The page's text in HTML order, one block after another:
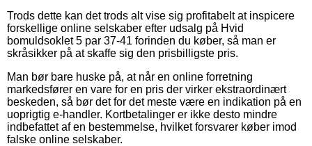
Trods dette kan det trods alt vise sig profitabelt at inspicere
forskellige online selskaber efter udsalg på Hvid
bomuldsoklet 5 par 37-41 forinden du køber, så man er
skråsikker på at skaffe sig den prisbilligste pris.
Man bør bare huske på, at når en online forretning
markedsfører en vare for en pris der virker ekstraordinært
beskeden, så bør det for det meste være en indikation på en
uoprigtig e-handler. Kortbetalinger er ikke desto mindre
indbefattet af en bestemmelse, hvilket forsvarer køber imod
falske online selskaber.